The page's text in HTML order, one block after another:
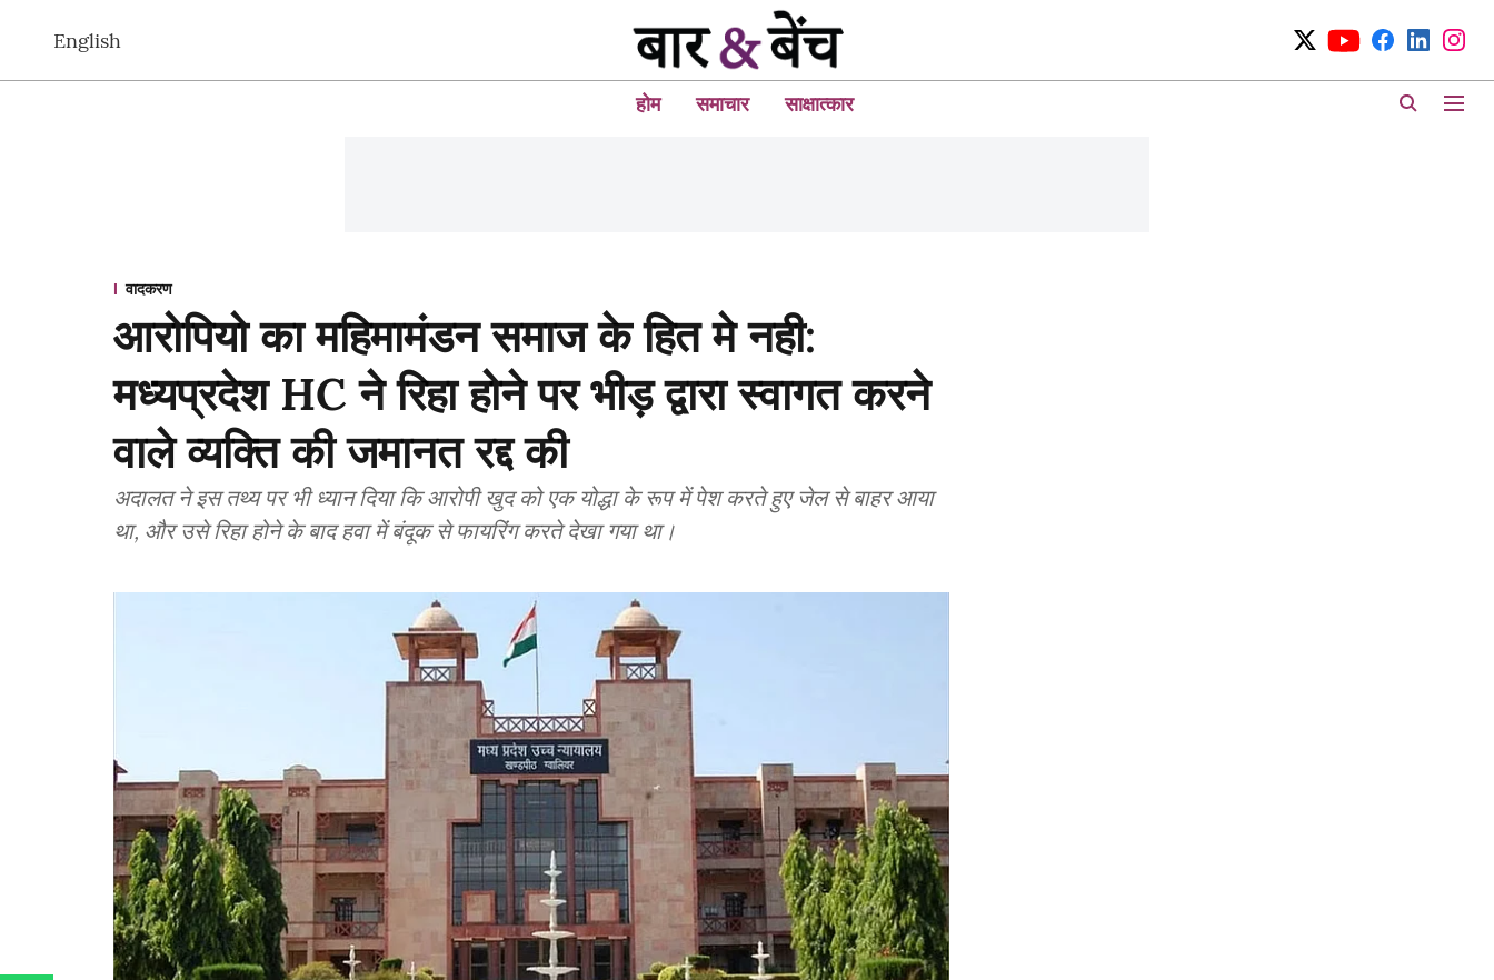
English
होम समाचार साक्षात्कार
वादकरण
आरोपियो का महिमामंडन समाज के हित मे नही:
मध्यप्रदेश HC ने रिहा होने पर भीड़ द्वारा स्वागत करने
वाले व्यक्ति की जमानत रद्द की
अदालत ने इस तथ्य पर भी ध्यान दिया कि आरोपी खुद को एक योद्धा के रूप में पेश करते हुए जेल से बाहर आया
था, और उसे रिहा होने के बाद हवा में बंदूक से फायरिंग करते देखा गया था।